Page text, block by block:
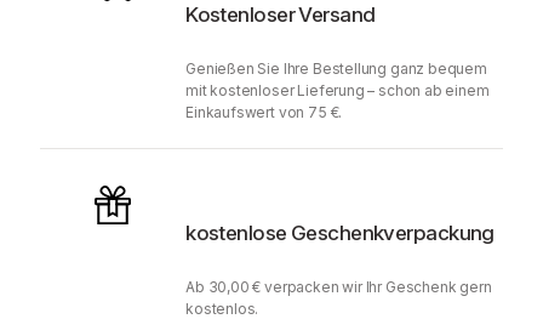
Kostenloser Versand
Genießen Sie Ihre Bestellung ganz bequem
mit kostenloser Lieferung – schon ab einem
Einkaufswert von 75 €.
kostenlose Geschenkverpackung
Ab 30,00 € verpacken wir Ihr Geschenk gern
kostenlos.